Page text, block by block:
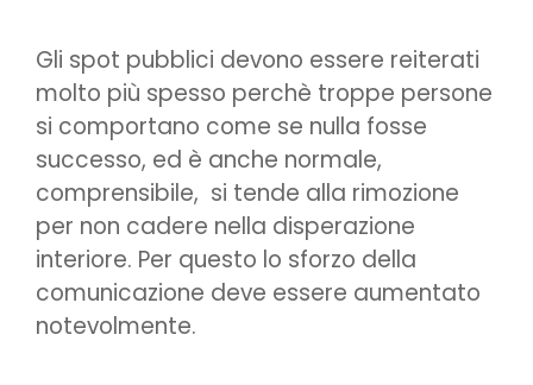
Gli spot pubblici devono essere reiterati
molto più spesso perchè troppe persone
si comportano come se nulla fosse
successo, ed è anche normale,
comprensibile, si tende alla rimozione
per non cadere nella disperazione
interiore. Per questo lo sforzo della
comunicazione deve essere aumentato
notevolmente.